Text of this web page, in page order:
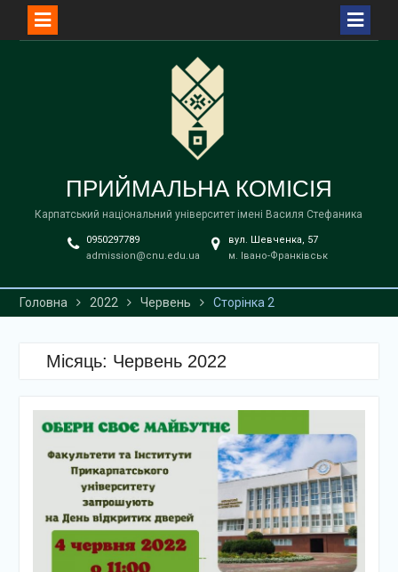
ПРИЙМАЛЬНА КОМІСІЯ
Карпатський національний університет імені Василя Стефаника
0950297789
admission@cnu.edu.ua
вул. Шевченка, 57
м. Івано-Франківськ
Головна 2022 Червень Сторінка 2
Місяць: Червень 2022